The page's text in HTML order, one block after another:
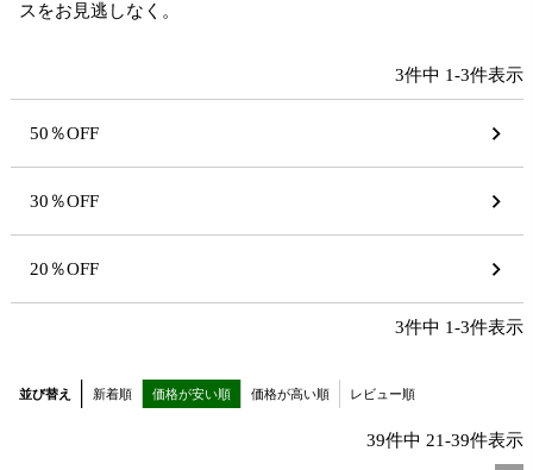
スをお見逃しなく。
3件中 1-3件表示
50％OFF
30％OFF
20％OFF
3件中 1-3件表示
並び替え 新着順 価格が安い順 価格が高い順 レビュー順
39件中 21-39件表示